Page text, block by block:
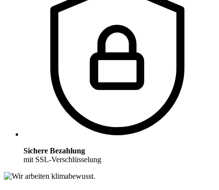
Sichere Bezahlung
mit SSL-Verschlüsselung